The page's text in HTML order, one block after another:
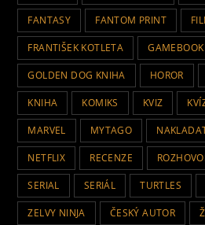
FANTASY FANTOM PRINT
FRANTIŠEK KOTLETA GAMEBOOK
GOLDEN DOG KNIHA HOROR
KNIHA KOMIKS KVIZ
MARVEL MYTAGO
NETFLIX RECENZE
SERIAL SERIÁL TURTLES
ZELVY NINJA ČESKÝ AUTOR